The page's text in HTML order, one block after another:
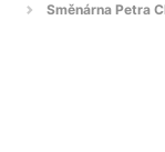
Směnárna Petra